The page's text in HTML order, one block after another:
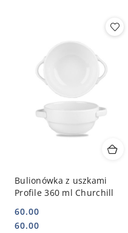
Bulionówka z uszkami
Profile 360 ml Churchill
Cena:
60.00
Cena:
60.00